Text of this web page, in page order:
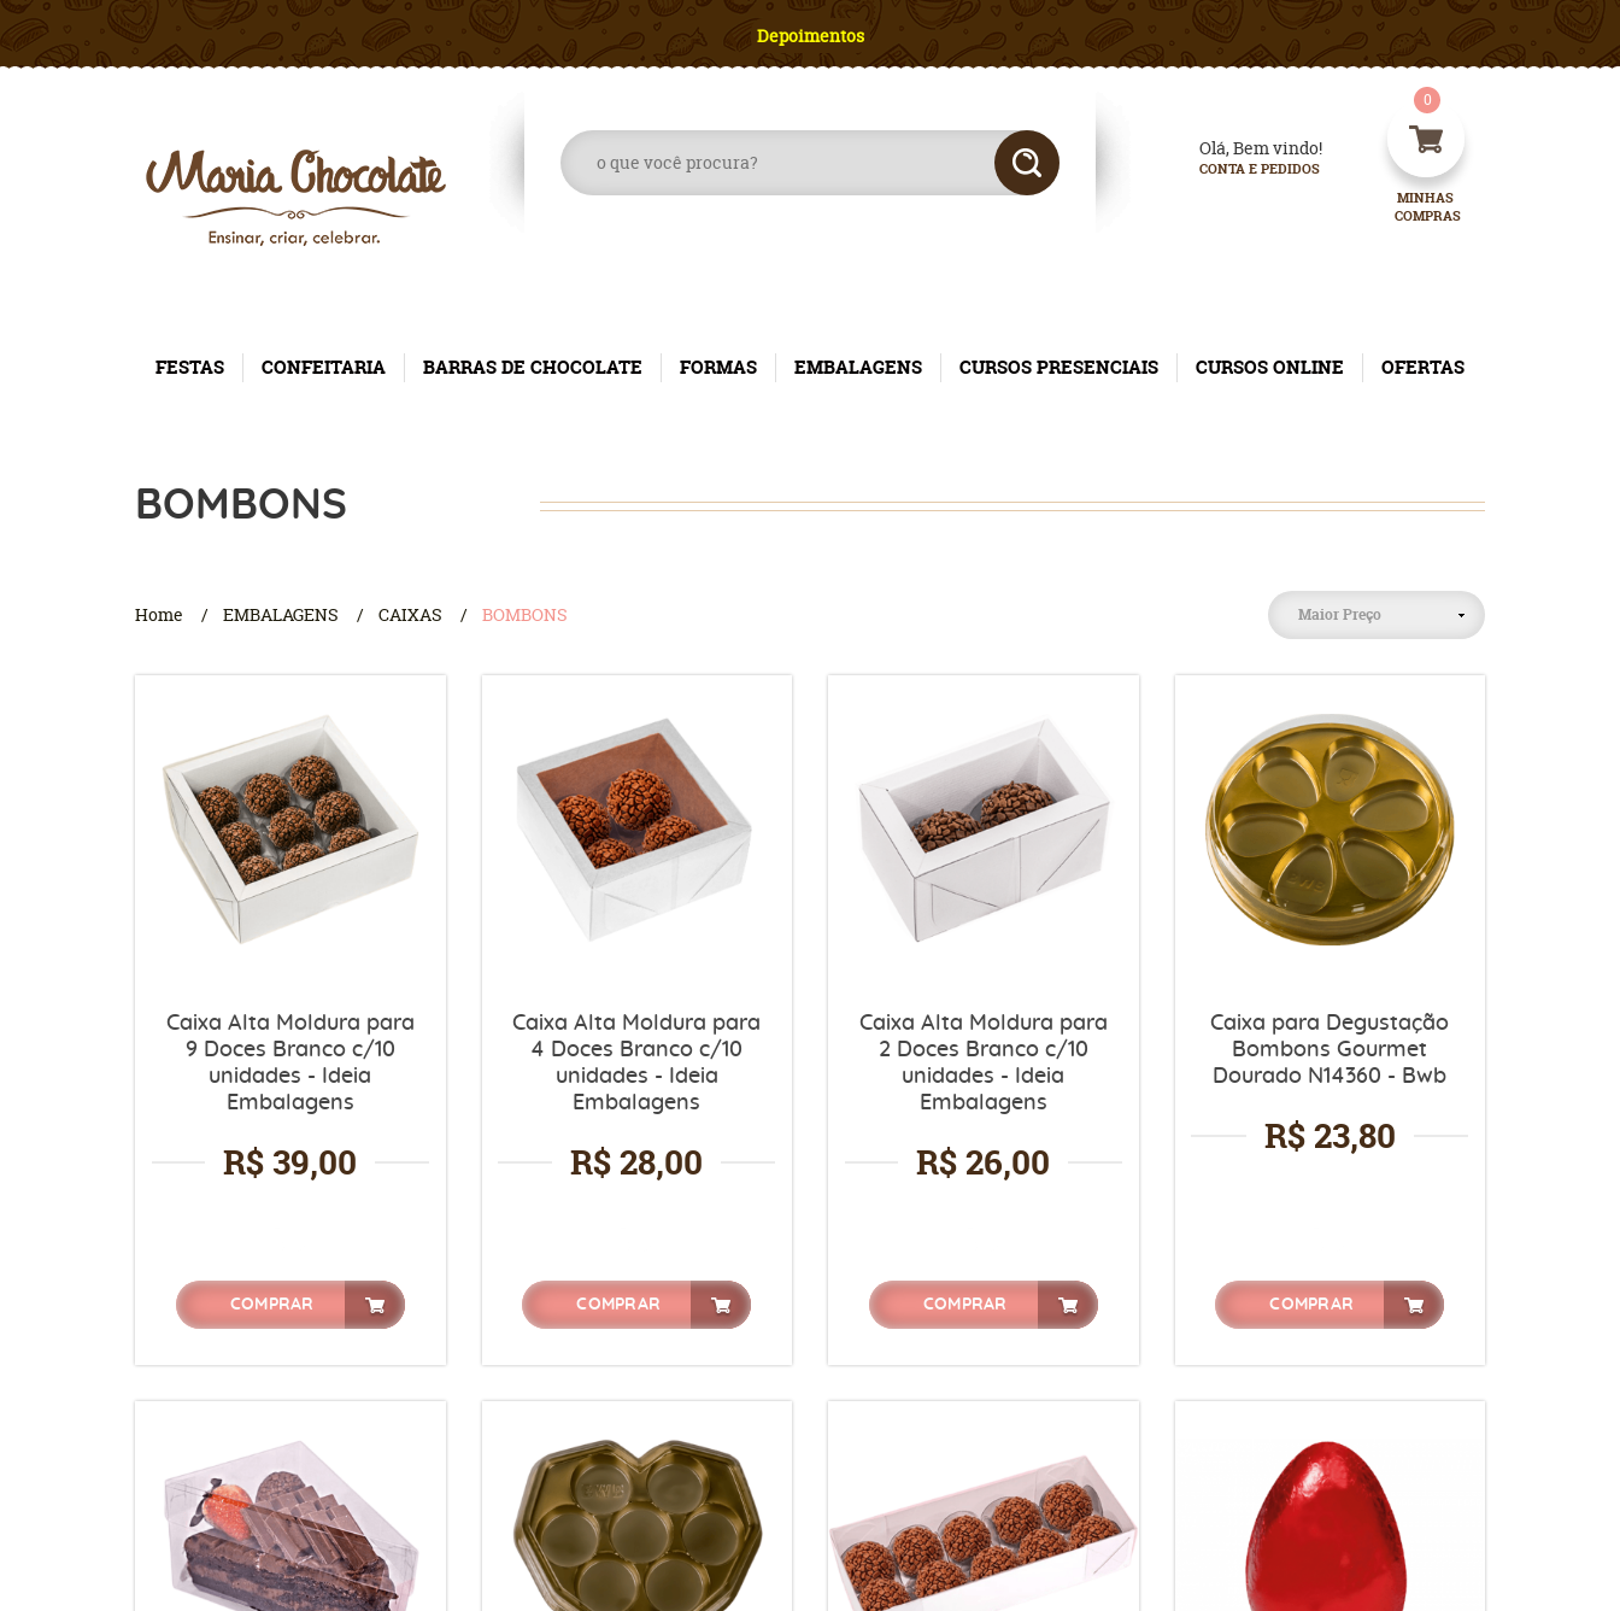
Depoimentos
Olá, Bem vindo!
CONTA E PEDIDOS
MINHAS
COMPRAS
0
FESTAS CONFEITARIA BARRAS DE CHOCOLATE FORMAS EMBALAGENS CURSOS PRESENCIAIS CURSOS ONLINE OFERTAS
BOMBONS
Home EMBALAGENS CAIXAS BOMBONS Maior Preço
Caixa Alta Moldura para
9 Doces Branco c/10
unidades - Ideia
Embalagens
R$ 39,00
COMPRAR
Caixa Alta Moldura para
4 Doces Branco c/10
unidades - Ideia
Embalagens
R$ 28,00
COMPRAR
Caixa Alta Moldura para
2 Doces Branco c/10
unidades - Ideia
Embalagens
R$ 26,00
COMPRAR
Caixa para Degustação
Bombons Gourmet
Dourado N14360 - Bwb
R$ 23,80
COMPRAR